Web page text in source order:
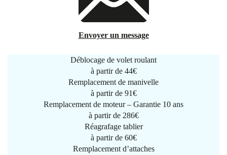
Envoyer un message
Déblocage de volet roulant
à partir de 44€
Remplacement de manivelle
à partir de 91€
Remplacement de moteur – Garantie 10 ans
à partir de 286€
Réagrafage tablier
à partir de 60€
Remplacement d’attaches